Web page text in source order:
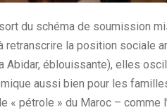
du schéma de soumission
retranscrire la position sociale
Abidar, éblouissante), elles
aussi bien pour les
« pétrole » du Maroc – comme